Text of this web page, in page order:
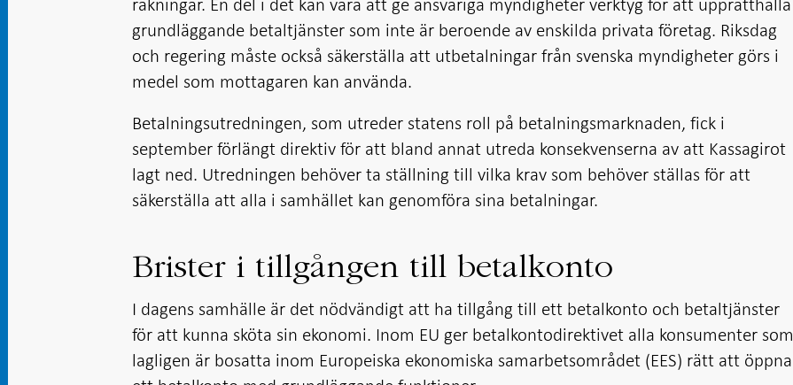
grundläggande betaltjänster som inte är beroende av enskilda privata företag. Riksdag
och regering måste också säkerställa att utbetalningar från svenska myndigheter görs i
medel som mottagaren kan använda.
Betalningsutredningen, som utreder statens roll på betalningsmarknaden, fick i
september förlängt direktiv för att bland annat utreda konsekvenserna av att Kassagirot
lagt ned. Utredningen behöver ta ställning till vilka krav som behöver ställas för att
säkerställa att alla i samhället kan genomföra sina betalningar.
Brister i tillgången till betalkonto
I dagens samhälle är det nödvändigt att ha tillgång till ett betalkonto och betaltjänster
för att kunna sköta sin ekonomi. Inom EU ger betalkontodirektivet alla konsumenter som
lagligen är bosatta inom Europeiska ekonomiska samarbetsområdet (EES) rätt att öppna